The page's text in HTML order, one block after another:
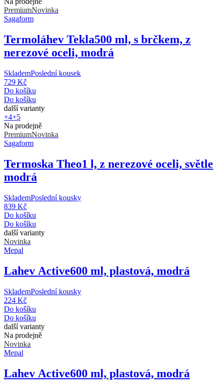
PremiumNovinka
Sagaform
Termoláhev Tekla500 ml, s brčkem, z
nerezové oceli, modrá
SklademPoslední kousek
729 Kč
Do košíku
Do košíku
další varianty
+4+5
Na prodejně
PremiumNovinka
Sagaform
Termoska Theo1 l, z nerezové oceli, světle
modrá
SklademPoslední kousky
839 Kč
Do košíku
Do košíku
další varianty
Novinka
Mepal
Lahev Active600 ml, plastová, modrá
SklademPoslední kousky
224 Kč
Do košíku
Do košíku
další varianty
Na prodejně
Novinka
Mepal
Lahev Active600 ml, plastová, modrá